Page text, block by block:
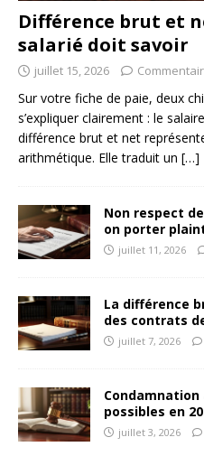
Différence brut et
salarié doit savoir
juillet 15, 2026
Sur votre fiche de paie, deux
s’expliquer clairement : le
différence brut et net
arithmétique. Elle traduit un […]
Non respect
on porter
juillet 11, 2026
La différence
des contrats
juillet 7, 2026
Condamnation
possibles en
juillet 3, 2026